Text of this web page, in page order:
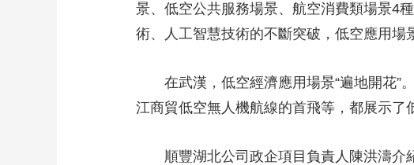
景、低空公共服務場景、航空消費類場景4
術、人工智慧技術的不斷突破，低空應用場
在武漢，低空經濟應用場景“遍地開花”
江商貿低空無人機航線的首飛等，都展示了
順豐湖北公司政企項目負責人陳洪濤